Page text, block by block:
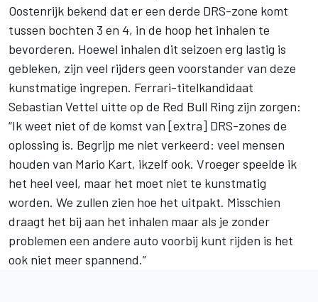
Oostenrijk bekend dat er een derde DRS-zone komt
tussen bochten 3 en 4, in de hoop het inhalen te
bevorderen. Hoewel inhalen dit seizoen erg lastig is
gebleken, zijn veel rijders geen voorstander van deze
kunstmatige ingrepen. Ferrari-titelkandidaat
Sebastian Vettel uitte op de Red Bull Ring zijn zorgen:
“Ik weet niet of de komst van [extra] DRS-zones de
oplossing is. Begrijp me niet verkeerd: veel mensen
houden van Mario Kart, ikzelf ook. Vroeger speelde ik
het heel veel, maar het moet niet te kunstmatig
worden. We zullen zien hoe het uitpakt. Misschien
draagt het bij aan het inhalen maar als je zonder
problemen een andere auto voorbij kunt rijden is het
ook niet meer spannend.”